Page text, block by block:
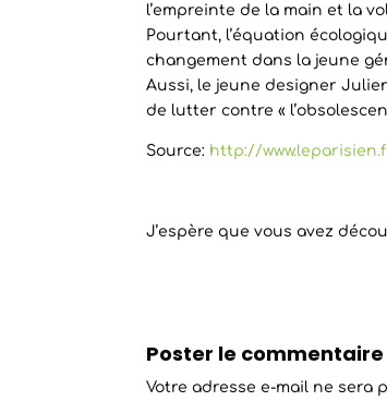
l’empreinte de la main et la
Pourtant, l’équation
changement dans la jeune
Aussi, le jeune designer
de lutter contre «
Source: http://
J’espère que vous avez
Poster le commentaire
Votre adresse e-mail ne sera